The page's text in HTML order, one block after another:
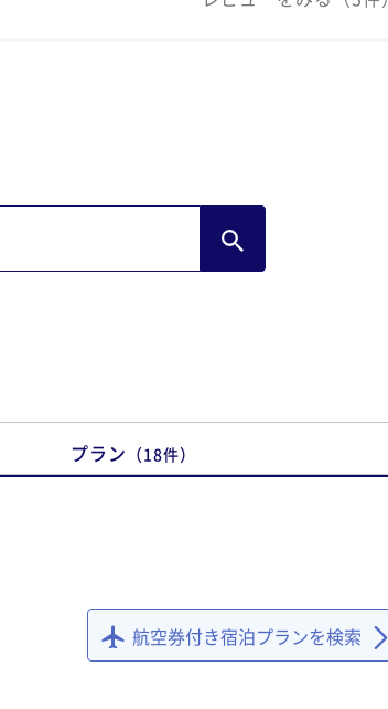
タッフの方々も心地良い対応で好印象でし
プラン （18件）
航空券付き宿泊プランを検索